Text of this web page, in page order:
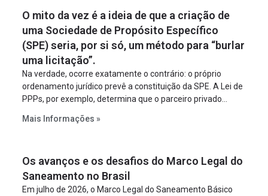
O mito da vez é a ideia de que a criação de
uma Sociedade de Propósito Específico
(SPE) seria, por si só, um método para “burlar
uma licitação”.
Na verdade, ocorre exatamente o contrário: o próprio
ordenamento jurídico prevê a constituição da SPE. A Lei de
PPPs, por exemplo, determina que o parceiro privado
empreendimento. Ou seja, a suposta “fraude à licitação” é
projeto a projeto.
Mais Informações »
Os avanços e os desafios do Marco Legal do
Saneamento no Brasil
Em julho de 2026, o Marco Legal do Saneamento Básico